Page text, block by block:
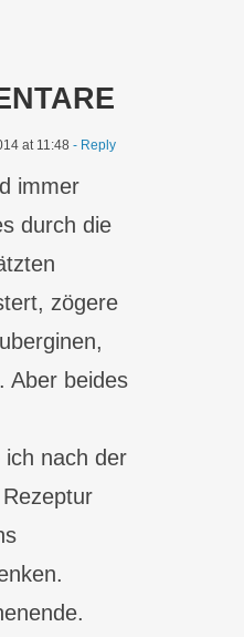
at 11:48 - Reply
immer
durch die
zögere
Aber beides
ich nach der